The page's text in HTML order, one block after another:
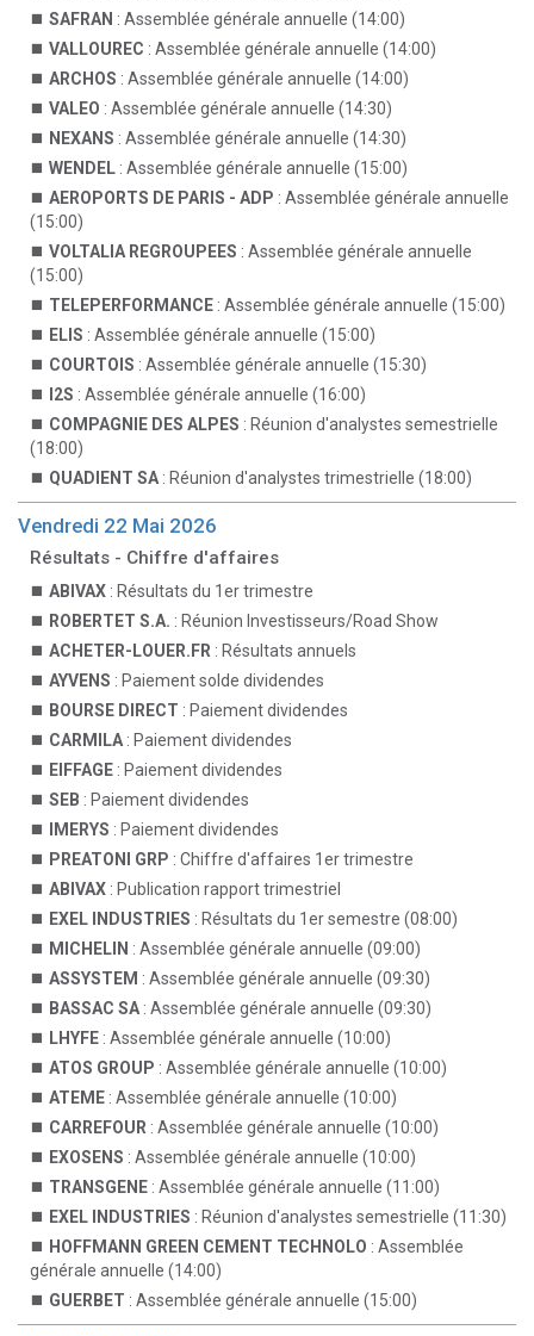
SAFRAN : Assemblée générale annuelle (14:00)
VALLOUREC : Assemblée générale annuelle (14:00)
ARCHOS : Assemblée générale annuelle (14:00)
VALEO : Assemblée générale annuelle (14:30)
NEXANS : Assemblée générale annuelle (14:30)
WENDEL : Assemblée générale annuelle (15:00)
AEROPORTS DE PARIS - ADP : Assemblée générale annuelle
(15:00)
VOLTALIA REGROUPEES : Assemblée générale annuelle
(15:00)
TELEPERFORMANCE : Assemblée générale annuelle (15:00)
ELIS : Assemblée générale annuelle (15:00)
COURTOIS : Assemblée générale annuelle (15:30)
I2S : Assemblée générale annuelle (16:00)
COMPAGNIE DES ALPES : Réunion d'analystes semestrielle
(18:00)
QUADIENT SA : Réunion d'analystes trimestrielle (18:00)
Vendredi 22 Mai 2026
Résultats - Chiffre d'affaires
ABIVAX : Résultats du 1er trimestre
ROBERTET S.A. : Réunion Investisseurs/Road Show
ACHETER-LOUER.FR : Résultats annuels
AYVENS : Paiement solde dividendes
BOURSE DIRECT : Paiement dividendes
CARMILA : Paiement dividendes
EIFFAGE : Paiement dividendes
SEB : Paiement dividendes
IMERYS : Paiement dividendes
PREATONI GRP : Chiffre d'affaires 1er trimestre
ABIVAX : Publication rapport trimestriel
EXEL INDUSTRIES : Résultats du 1er semestre (08:00)
MICHELIN : Assemblée générale annuelle (09:00)
ASSYSTEM : Assemblée générale annuelle (09:30)
BASSAC SA : Assemblée générale annuelle (09:30)
LHYFE : Assemblée générale annuelle (10:00)
ATOS GROUP : Assemblée générale annuelle (10:00)
ATEME : Assemblée générale annuelle (10:00)
CARREFOUR : Assemblée générale annuelle (10:00)
EXOSENS : Assemblée générale annuelle (10:00)
TRANSGENE : Assemblée générale annuelle (11:00)
EXEL INDUSTRIES : Réunion d'analystes semestrielle (11:30)
HOFFMANN GREEN CEMENT TECHNOLO : Assemblée
générale annuelle (14:00)
GUERBET : Assemblée générale annuelle (15:00)